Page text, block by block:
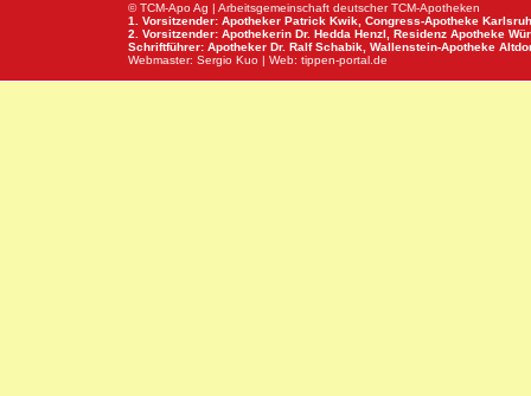
© TCM-Apo Ag | Arbeitsgemeinschaft deutscher TCM-Apotheken
1. Vorsitzender: Apotheker Patrick Kwik, Congress-Apotheke
2. Vorsitzender: Apothekerin Dr. Hedda Henzl, Residenz Apotheke
Schriftführer: Apotheker Dr. Ralf Schabik, Wallenstein-Apotheke
Webmaster: Sergio Kuo | Web: tippen-portal.de